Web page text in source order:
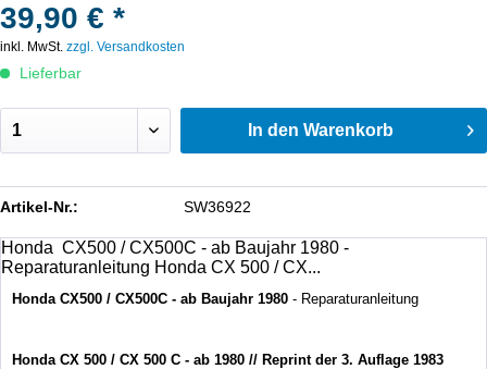
39,90 € *
inkl. MwSt. zzgl. Versandkosten
Lieferbar
In den Warenkorb
Artikel-Nr.: SW36922
Honda CX500 / CX500C - ab Baujahr 1980 -
Reparaturanleitung Honda CX 500 / CX...
HondaCX500 / CX500C - ab Baujahr 1980 - Reparaturanleitung
Honda CX 500 / CX 500 C - ab 1980 // Reprint der 3. Auflage 1983